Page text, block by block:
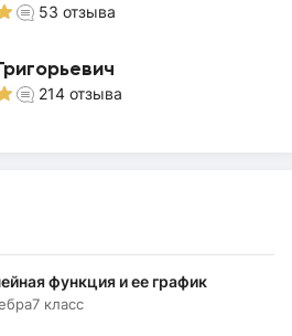
53 отзыва
214 отзыва
функция и ее график
7 класс